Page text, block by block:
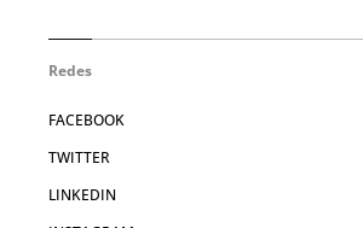
Redes
FACEBOOK
TWITTER
LINKEDIN